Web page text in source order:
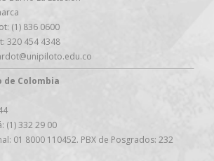
(1) 836 0600
320 454 4348
Colombia
(1) 332 29 00
01 8000 110452. PBX de Posgrados: 232